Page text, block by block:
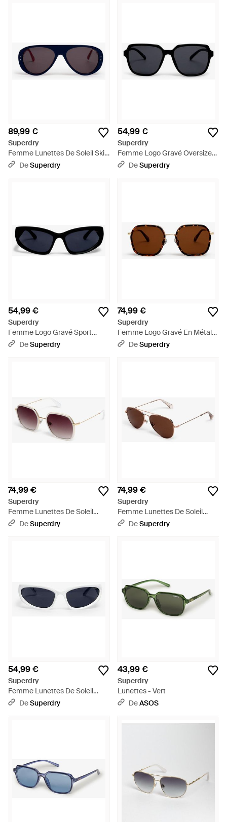
89,99 €
Superdry
Femme Lunettes De Soleil Ski
Aviator Taille: 1Taille - Noir
DeSuperdry
54,99 €
Superdry
Femme Logo Gravé Oversize
Lunettes De Soleil Carrées -
DeSuperdry
54,99 €
Superdry
Femme Logo Gravé Sport
Wrap Lunettes De Soleil - Noir
DeSuperdry
74,99 €
Superdry
Femme Logo Gravé En Métal
Lunettes De Soleil Carrées -
DeSuperdry
74,99 €
Superdry
Femme Lunettes De Soleil
Carrées En Métal Taille: 1Taille -
DeSuperdry
74,99 €
Superdry
Femme Lunettes De Soleil
Aviator Classiques Taille: 1Taille
DeSuperdry
54,99 €
Superdry
Femme Lunettes De Soleil
Sport Wrap Taille: 1Taille - Bleu
DeSuperdry
43,99 €
Superdry
Lunettes - Vert
DeASOS